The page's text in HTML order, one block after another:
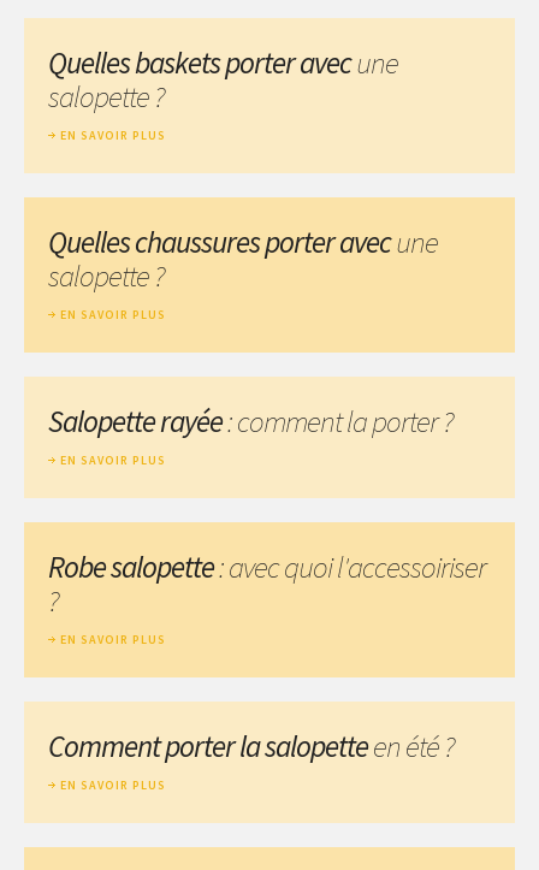
Quelles baskets porter avecune
salopette ?
EN SAVOIR PLUS
Quelles chaussures porter avecune
salopette ?
EN SAVOIR PLUS
Salopette rayée: comment la porter ?
EN SAVOIR PLUS
Robe salopette: avec quoi l'accessoiriser
?
EN SAVOIR PLUS
Comment porter la salopetteen été ?
EN SAVOIR PLUS